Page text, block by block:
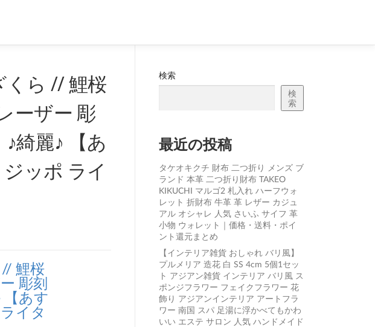
くら // 鯉桜
ーザー 彫
綺麗♪ 【あ
ッポ ライ
鯉桜
彫刻
あす
イタ
検索
検
索
最近の投稿
タケオキクチ 財布 二つ折り メンズ ブ
ランド 本革 二つ折り財布 TAKEO
KIKUCHI マルゴ2 札入れ ハーフウォ
レット 折財布 牛革 革 レザー カジュ
アル オシャレ 人気 さいふ サイフ 革
小物 ウォレット｜価格・送料・ポイ
ント還元まとめ
【インテリア雑貨 おしゃれ バリ風】
プルメリア 造花 白 SS 4cm 5個1セッ
ト アジアン雑貨 インテリア バリ風 ス
ポンジフラワー フェイクフラワー 花
飾り アジアンインテリア アートフラ
ワー 南国 スパ 足湯に浮かべてもかわ
いい エステ サロン 人気 ハンドメイド